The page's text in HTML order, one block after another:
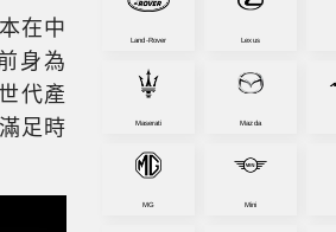
在中
身為
代產
足時
Land-Rover Lexus
Maserati Mazda
MG Mini